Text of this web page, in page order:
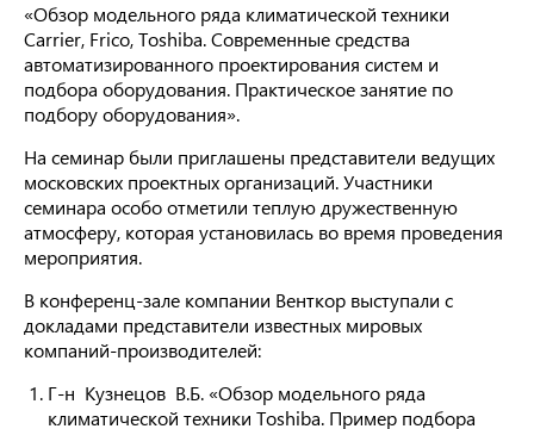
«Обзор модельного ряда климатической техники
Carrier, Frico, Toshiba. Современные средства
автоматизированного проектирования систем и
подбора оборудования. Практическое занятие по
подбору оборудования».
На семинар были приглашены представители ведущих
московских проектных организаций. Участники
семинара особо отметили теплую дружественную
атмосферу, которая установилась во время проведения
мероприятия.
В конференц-зале компании Венткор выступали с
докладами представители известных мировых
компаний-производителей:
Г-н Кузнецов В.Б. «Обзор модельного ряда
климатической техники Toshiba. Пример подбора